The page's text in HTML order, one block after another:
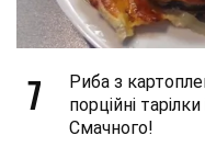
7
Риба з
порційні
Смачного!